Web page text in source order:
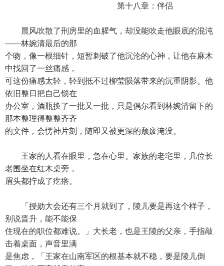
第十八章：伴侣
晨风吹散了刑房里的血腥气，却没能吹走他眼底的混沌
——林婉清最后的那
个吻，像一根细针，短暂刺破了他沉沦的心神，让他在麻木
中找回了一丝痛感，
可这份痛感太轻，轻到抵不过柳莹陨落带来的沉重阴影。他
依旧整日把自己锁在
办公室，酒瓶换了一批又一批，只是偶尔看到林婉清留下的
那本整理得整整齐齐
的文件，会愣神片刻，随即又被更深的颓废淹没。
王家的人看在眼里，急在心里。家族的老宅里，几位长
老围坐在红木桌旁，
眉头都拧成了疙瘩。
「授勋大会还有三个月就到了，陵儿要是再这个样子，
别说晋升，能不能保
住现在的职位都难说。」大长老，也是王陵的父亲，手指敲
击着桌面，声音里满
是焦虑，「王家在山南军区的根基本就不稳，要是陵儿倒